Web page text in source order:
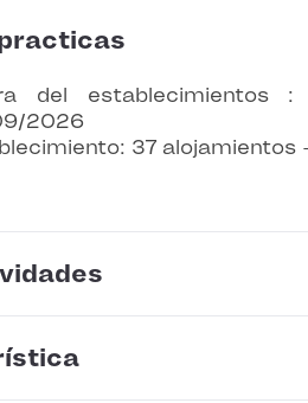
del establecimientos :
2026
37 alojamientos